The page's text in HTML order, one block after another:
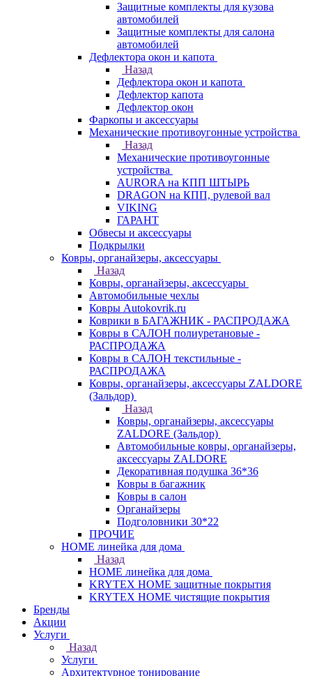
Защитные комплекты для кузова
автомобилей
Защитные комплекты для салона
автомобилей
Дефлектора окон и капота
Назад
Дефлектора окон и капота
Дефлектор капота
Дефлектор окон
Фаркопы и аксессуары
Механические противоугонные устройства
Назад
Механические противоугонные
устройства
AURORA на КПП ШТЫРЬ
DRAGON на КПП, рулевой вал
VIKING
ГАРАНТ
Обвесы и аксессуары
Подкрылки
Ковры, органайзеры, аксессуары
Назад
Ковры, органайзеры, аксессуары
Автомобильные чехлы
Ковры Autokovrik.ru
Коврики в БАГАЖНИК - РАСПРОДАЖА
Ковры в САЛОН полиуретановые -
РАСПРОДАЖА
Ковры в САЛОН текстильные -
РАСПРОДАЖА
Ковры, органайзеры, аксессуары ZALDORE
(Зальдор)
Назад
Ковры, органайзеры, аксессуары
ZALDORE (Зальдор)
Автомобильные ковры, органайзеры,
аксессуары ZALDORE
Декоративная подушка 36*36
Ковры в багажник
Ковры в салон
Органайзеры
Подголовники 30*22
ПРОЧИЕ
HOME линейка для дома
Назад
HOME линейка для дома
KRYTEX HOME защитные покрытия
KRYTEX HOME чистящие покрытия
Бренды
Акции
Услуги
Назад
Услуги
Архитектурное тонирование